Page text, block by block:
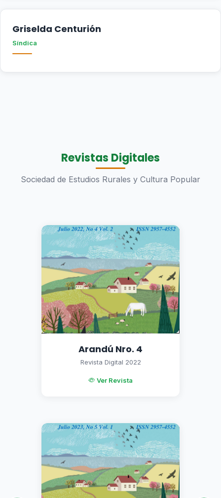
Griselda Centurión
Síndica
Revistas Digitales
Sociedad de Estudios Rurales y Cultura Popular
Arandú Nro. 4
Revista Digital 2022
Ver Revista